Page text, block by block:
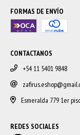
FORMAS DE ENVÍO
CONTACTANOS
+54 11 5401 9848
Esmeralda 779 1er
REDES SOCIALES